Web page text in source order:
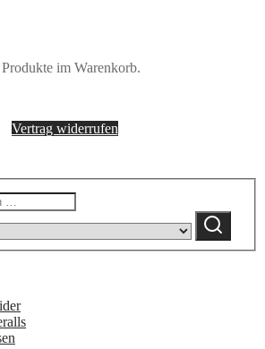
im Warenkorb.
Vertrag widerrufen
category:
Suchen